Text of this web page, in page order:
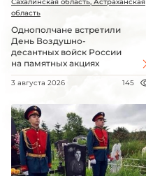
Сахалинская область, Астраханская
область
Однополчане встретили
День Воздушно-
десантных войск России
на памятных акциях
3 августа 2026 145